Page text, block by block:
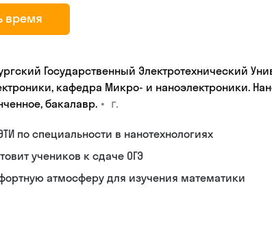
время
Государственный Электротехнический
кафедра Микро- и наноэлектроники.
бакалавр. • г.
по специальности в нанотехнологиях
учеников к сдаче ОГЭ
атмосферу для изучения математики